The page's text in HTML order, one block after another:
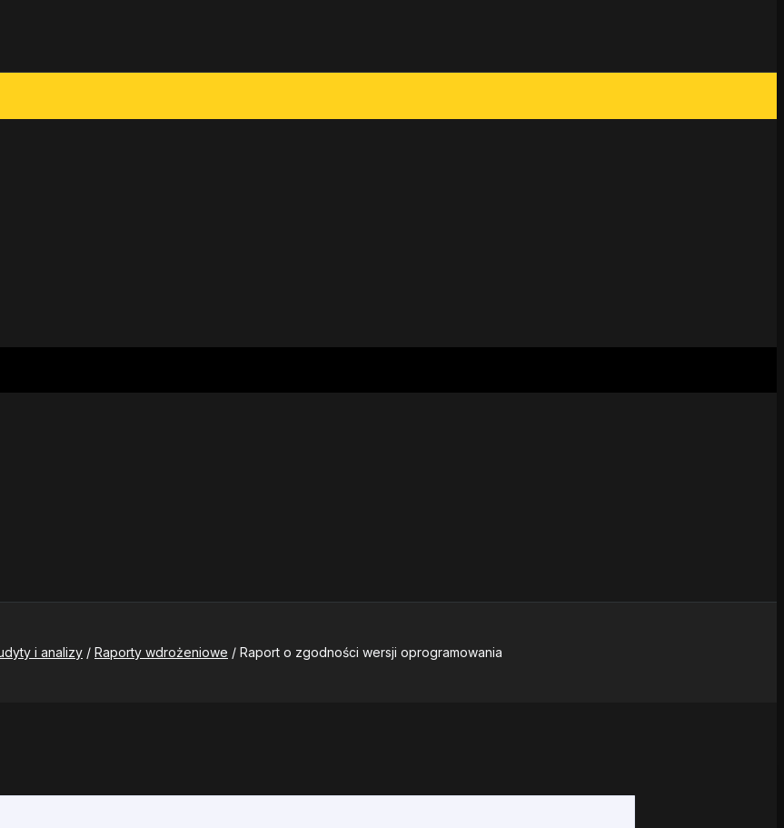
i analizy / Raporty wdrożeniowe / Raport o zgodności wersji oprogramowania